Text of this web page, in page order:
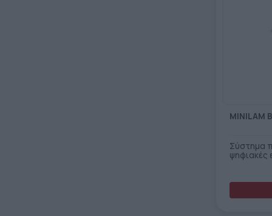
MINILAM
Σύστημα
ψηφιακές